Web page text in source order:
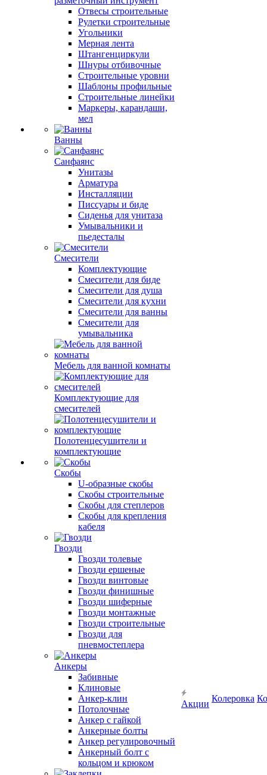
Отвесы строительные
Рулетки строительные
Угольники
Мерная лента
Штангенциркули
Шнуры отбивочные
Строительные уровни
Шаблоны профильные
Строительные линейки
Маркеры, карандаши,
мел
Ванны
Санфаянс
Унитазы
Арматура
Инсталляции
Писсуары и биде
Сиденья для унитаза
Умывальники и
пьедесталы
Смесители
Комплектующие
Смесители для биде
Смесители для душа
Смесители для кухни
Смесители для ванны
Смесители для
умывальника
Мебель для ванной комнаты
Комплектующие для
смесителей
Полотенцесушители и
комплектующие
Скобы
U-образные скобы
Скобы строительные
Скобы для степлеров
Скобы для крепления
кабеля
Гвозди
Гвозди толевые
Гвозди ершеные
Гвозди винтовые
Гвозди финишные
Гвозди шиферные
Гвозди монтажные
Гвозди строительные
Гвозди для
пневмостеплера
Анкеры
Забивные
Клиновые
Анкер-клин
Потолочные
Анкер с гайкой
Анкерные болты
Анкер регулировочный
Анкерный болт с
кольцом и крюком
Акции
Колеровка